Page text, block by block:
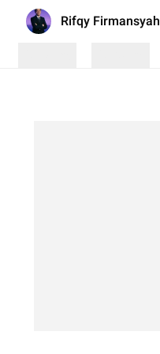
Rifqy Firmansyah